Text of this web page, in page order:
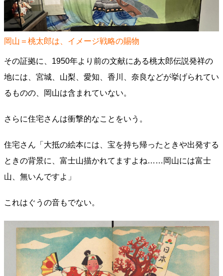
岡山＝桃太郎は、イメージ戦略の賜物
その証拠に、1950年より前の文献にある桃太郎伝説発祥の
地には、宮城、山梨、愛知、香川、奈良などが挙げられてい
るものの、岡山は含まれていない。
さらに住宅さんは衝撃的なことをいう。
住宅さん「大抵の絵本には、宝を持ち帰ったときや出発する
ときの背景に、富士山描かれてますよね……岡山には富士
山、無いんですよ」
これはぐうの音もでない。